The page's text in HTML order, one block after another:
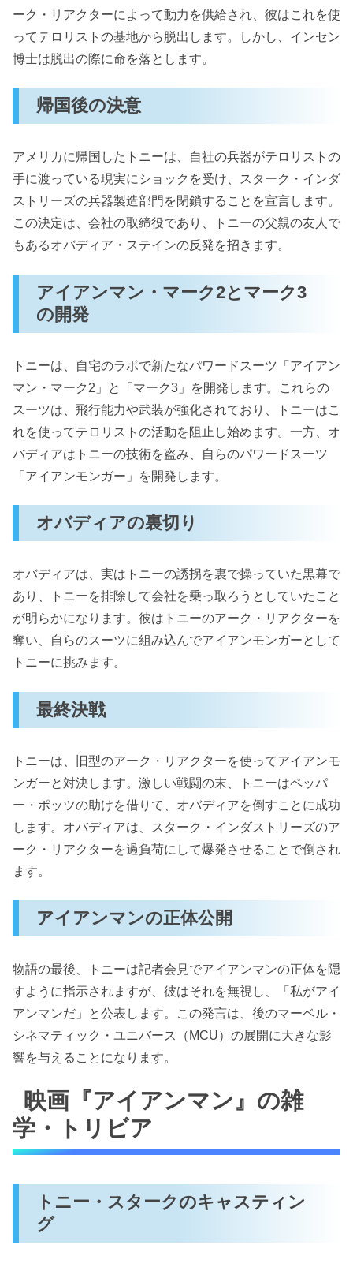
ーク・リアクターによって動力を供給され、彼はこれを使
ってテロリストの基地から脱出します。しかし、インセン
博士は脱出の際に命を落とします。
帰国後の決意
アメリカに帰国したトニーは、自社の兵器がテロリストの
手に渡っている現実にショックを受け、スターク・インダ
ストリーズの兵器製造部門を閉鎖することを宣言します。
この決定は、会社の取締役であり、トニーの父親の友人で
もあるオバディア・ステインの反発を招きます。
アイアンマン・マーク2とマーク3
の開発
トニーは、自宅のラボで新たなパワードスーツ「アイアン
マン・マーク2」と「マーク3」を開発します。これらの
スーツは、飛行能力や武装が強化されており、トニーはこ
れを使ってテロリストの活動を阻止し始めます。一方、オ
バディアはトニーの技術を盗み、自らのパワードスーツ
「アイアンモンガー」を開発します。
オバディアの裏切り
オバディアは、実はトニーの誘拐を裏で操っていた黒幕で
あり、トニーを排除して会社を乗っ取ろうとしていたこと
が明らかになります。彼はトニーのアーク・リアクターを
奪い、自らのスーツに組み込んでアイアンモンガーとして
トニーに挑みます。
最終決戦
トニーは、旧型のアーク・リアクターを使ってアイアンモ
ンガーと対決します。激しい戦闘の末、トニーはペッパ
ー・ポッツの助けを借りて、オバディアを倒すことに成功
します。オバディアは、スターク・インダストリーズのア
ーク・リアクターを過負荷にして爆発させることで倒され
ます。
アイアンマンの正体公開
物語の最後、トニーは記者会見でアイアンマンの正体を隠
すように指示されますが、彼はそれを無視し、「私がアイ
アンマンだ」と公表します。この発言は、後のマーベル・
シネマティック・ユニバース（MCU）の展開に大きな影
響を与えることになります。
映画『アイアンマン』の雑
学・トリビア
トニー・スタークのキャスティン
グ